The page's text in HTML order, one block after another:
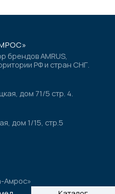
брендов AMRUS,
РФ и стран СНГ.
дом 71/5 стр. 4.
дом 1/15, стр.5
Амрос»